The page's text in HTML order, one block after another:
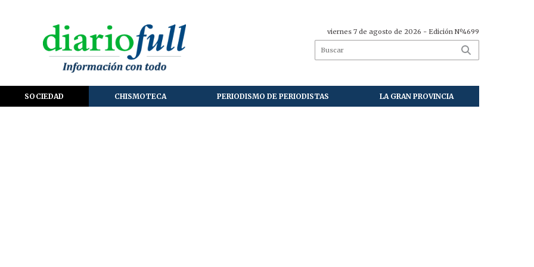
viernes 7 de agosto de 2026 - Edición Nº4699
SOCIEDAD CHISMOTECA PERIODISMO DE PERIODISTAS LA GRAN PROVINCIA